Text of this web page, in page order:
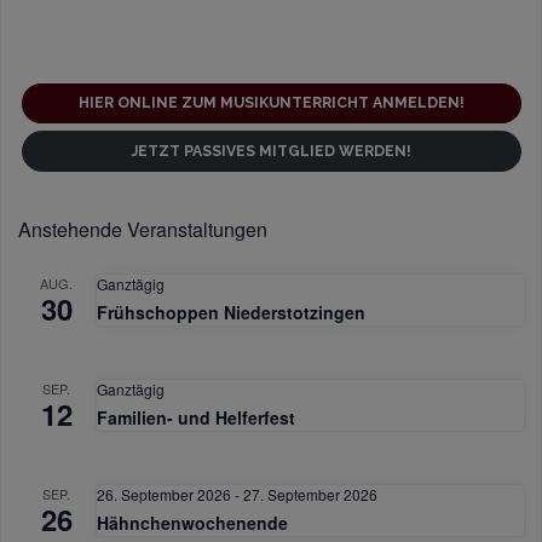
t
u
-
a
g
i
HIER ONLINE ZUM MUSIKUNTERRICHT ANMELDEN!
JETZT PASSIVES MITGLIED WERDEN!
Anstehende Veranstaltungen
AUG.
30
Ganztägig
Frühschoppen Niederstotzingen
SEP.
12
Ganztägig
Familien- und Helferfest
SEP.
26
26. September 2026 -27. September 2026
Hähnchenwochenende